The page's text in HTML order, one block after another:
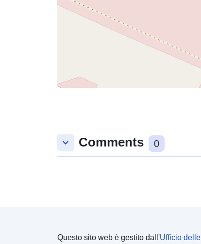
keyboard_arrow_down Comments 0
Questo sito web è gestito dall'Ufficio delle